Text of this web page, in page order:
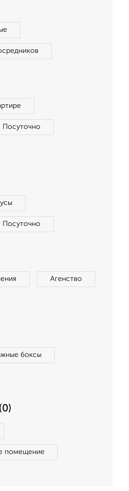
Посуточно
Посуточно
Агенство
боксы
помещение